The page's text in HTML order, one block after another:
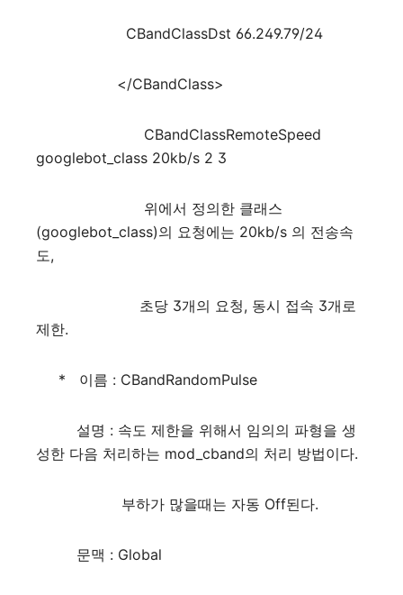
CBandClassDst 66.249.79/24
</CBandClass>
CBandClassRemoteSpeed
googlebot_class 20kb/s 2 3
위에서 정의한 클래스
(googlebot_class)의 요청에는 20kb/s 의 전송속
도,
초당 3개의 요청, 동시 접속 3개로
제한.
* 이름 : CBandRandomPulse
설명 : 속도 제한을 위해서 임의의 파형을 생
성한 다음 처리하는 mod_cband의 처리 방법이다.
부하가 많을때는 자동 Off된다.
문맥 : Global